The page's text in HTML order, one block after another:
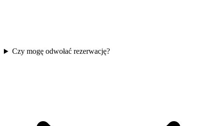
Czy mogę odwołać rezerwację?